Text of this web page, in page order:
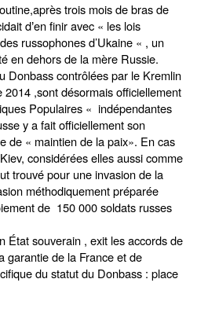
trois mois de bras de
d’en finir avec « les lois
russophones d’Ukaine « , un
en dehors de la mère Russie.
Donbass contrôlées par le Kremlin
,sont désormais officiellement
Populaires « indépendantes
y a fait officiellement son
de « maintien de la paix». En cas
considérées elles aussi comme
trouvé pour une invasion de la
méthodiquement préparée
de 150 000 soldats russes
État souverain , exit les accords de
garantie de la France et de
du statut du Donbass : place